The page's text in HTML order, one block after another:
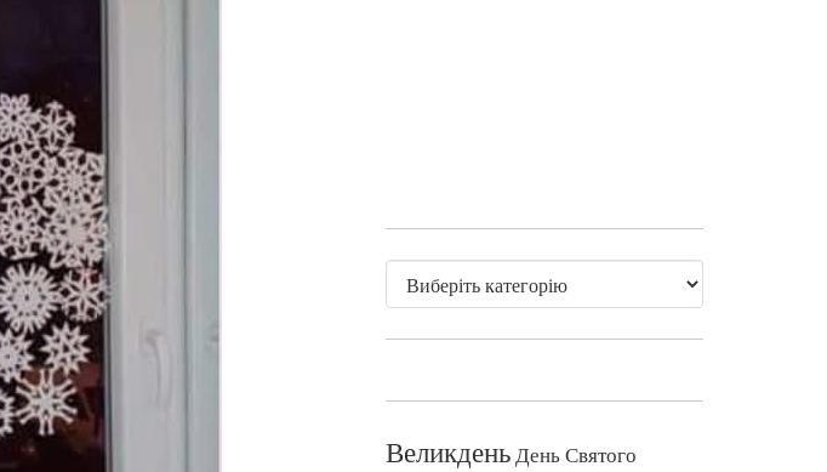
ВеликденьДень Святого